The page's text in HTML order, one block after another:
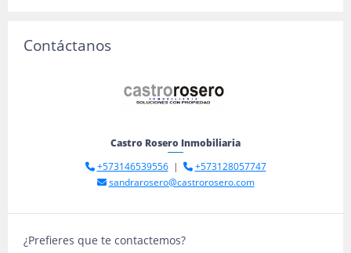
Contáctanos
Castro Rosero Inmobiliaria
+573146539556|
+573128057747
sandrarosero@castrorosero.com
¿Prefieres que te contactemos?